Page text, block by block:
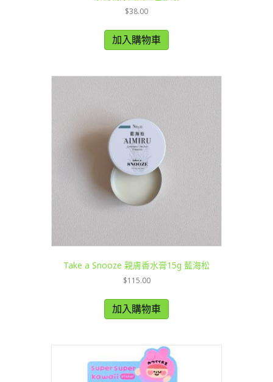
$38.00
加入購物車
Take a Snooze 親膚香水膏15g 藍海松
$115.00
加入購物車